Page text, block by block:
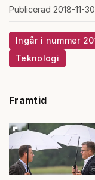
Publicerad 2018-11-30
Ingår i nummer
Teknologi
Framtid